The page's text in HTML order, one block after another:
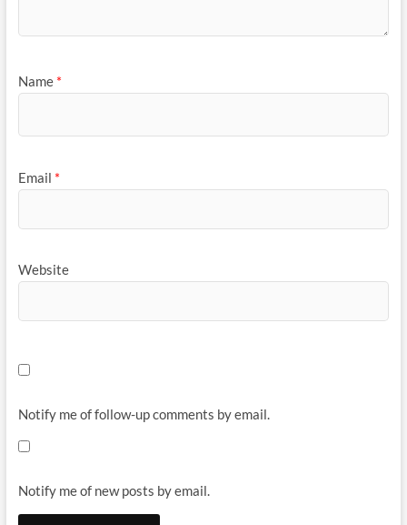
Email *
Website
Notify me of follow-up comments by email.
Post
PreviousPrevious
Next